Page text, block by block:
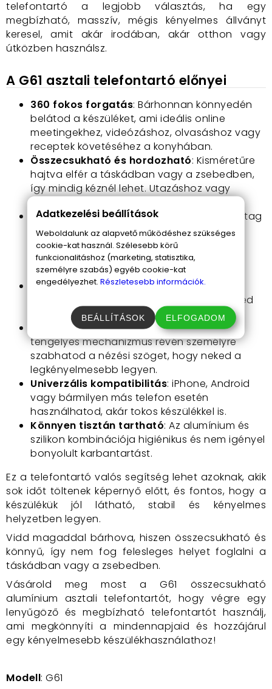
telefontartó a legjobb választás, ha egy
megbízható, masszív, mégis kényelmes állványt
keresel, amit akár irodában, akár otthon vagy
útközben használsz.
A G61 asztali telefontartó előnyei
360 fokos forgatás: Bárhonnan könnyedén
belátod a készüléket, ami ideális online
meetingekhez, videózáshoz, olvasáshoz vagy
receptek követéséhez a konyhában.
Összecsukható és hordozható: Kisméretűre
hajtva elfér a táskádban vagy a zsebedben,
így mindig kéznél lehet. Utazáshoz vagy
Masszív alumínium anyag
: Erős 3 mm vastag
alumínium ötvözetből készült, ami hosszú
élettartamot és stabil tartást garantál.
Emellett modern, letisztult megjelenést
kölcsönöz.
Speciális szilikon betétek: Ezek védenek a
karcolások és lecsúszás ellen, így készüléked
biztonságban van.
Állítható magasság és dőlésszög: A két
tengelyes mechanizmus révén személyre
szabhatod a nézési szöget, hogy neked a
legkényelmesebb legyen.
Univerzális kompatibilitás: iPhone, Android
vagy bármilyen más telefon esetén
használhatod, akár tokos készülékkel is.
Könnyen tisztán tartható: Az alumínium és
szilikon kombinációja higiénikus és nem igényel
bonyolult karbantartást.
Ez a telefontartó valós segítség lehet azoknak, akik
sok időt töltenek képernyő előtt, és fontos, hogy a
készülékük jól látható, stabil és kényelmes
helyzetben legyen.
Vidd magaddal bárhova, hiszen összecsukható és
könnyű, így nem fog felesleges helyet foglalni a
táskádban vagy a zsebedben.
Vásárold meg most a G61 összecsukható
alumínium asztali telefontartót, hogy végre egy
lenyűgöző és megbízható telefontartót használj,
ami megkönnyíti a mindennapjaid és hozzájárul
egy kényelmesebb készülékhasználathoz!
Modell: G61
Adatkezelési beállítások
Weboldalunk az alapvető működéshez szükséges
cookie-kat használ. Szélesebb körű
funkcionalitáshoz (marketing, statisztika,
személyre szabás) egyéb cookie-kat
engedélyezhet. Részletesebb információk.
BEÁLLÍTÁSOK ELFOGADOM